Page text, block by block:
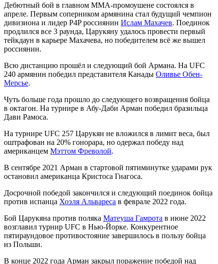
Дебютный бой в главном MMA-промоушене состоялся в
апреле. Первым соперником армянина стал будущий чемпион
дивизиона и лидер P4P россиянин Ислам Махачев. Поединок
продлился все 3 раунда, Царукяну удалось провести первый
тейкдаун в карьере Махачева, но победителем всё же вышел
россиянин.
Всю дистанцию прошёл и следующий бой Армана. На UFC
240 армянин победил представителя Канады Оливье Обен-
Мерсье.
Чуть больше года прошло до следующего возвращения бойца
в октагон. На турнире в Абу-Даби Арман победил бразильца
Дави Рамоса.
На турнире UFC 257 Царукян не вложился в лимит веса, был
оштрафован на 20% гонорара, но одержал победу над
американцем Мэттом Фреволой.
В сентябре 2021 Арман в стартовой пятиминутке ударами рук
остановил американца Кристоса Гиагоса.
Досрочной победой закончился и следующий поединок бойца
против испанца Хоэля Альвареса в феврале 2022 года.
Бой Царукяна против поляка Матеуша Гамрота в июне 2022
возглавил турнир UFC в Нью-Йорке. Конкурентное
пятираундовое противостояние завершилось в пользу бойца
из Польши.
В конце 2022 года Арман закрыл поражение победой над